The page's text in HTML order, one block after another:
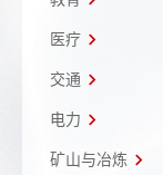
医疗
交通
电力
矿山与冶炼